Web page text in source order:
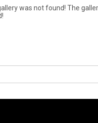
was not found! The